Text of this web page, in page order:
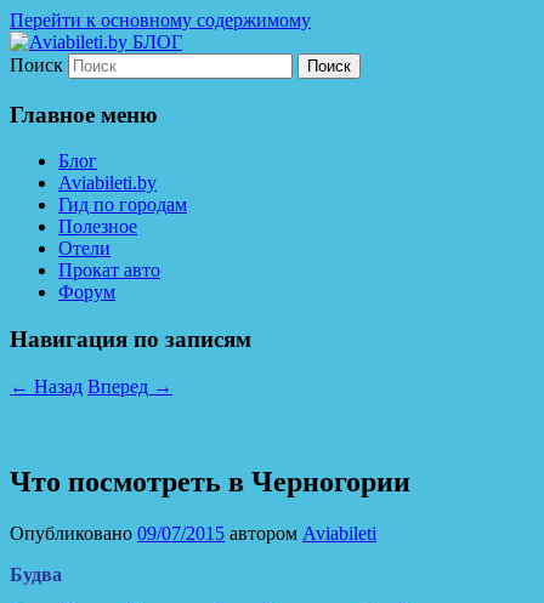
Перейти к основному содержимому
Aviabileti.by БЛОГ
Дешевые авиабилеты по всему миру. С
нами легко путешествовать!
Поиск
Главное меню
Блог
Aviabileti.by
Гид по городам
Полезное
Отели
Прокат авто
Форум
Навигация по записям
← Назад Вперед →
Что посмотреть в Черногории
Опубликовано 09/07/2015 автором Aviabileti
Будва